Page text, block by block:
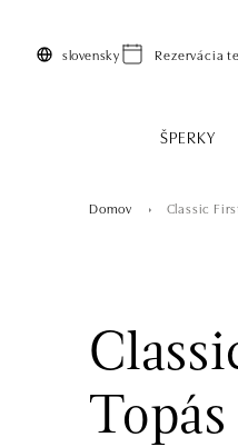
slovensky Rezervácia
ŠPERKY
Domov Classic